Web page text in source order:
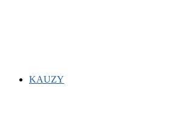
KAUZY